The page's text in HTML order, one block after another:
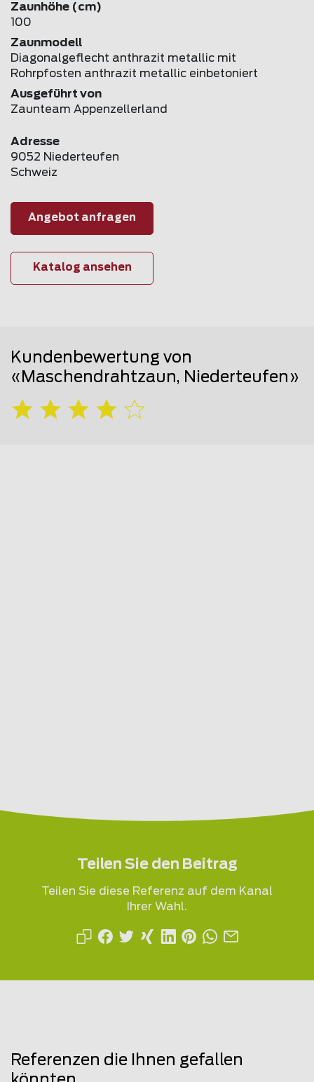
Zaunhöhe (cm)
100
Zaunmodell
Diagonalgeflecht anthrazit metallic mit
Rohrpfosten anthrazit metallic einbetoniert
Ausgeführt von
Zaunteam Appenzellerland
Adresse
9052 Niederteufen
Schweiz
Angebot anfragen
Katalog ansehen
Kundenbewertung von
«Maschendrahtzaun, Niederteufen»
Teilen Sie den Beitrag
Teilen Sie diese Referenz auf dem Kanal
Ihrer Wahl.
Referenzen die Ihnen gefallen